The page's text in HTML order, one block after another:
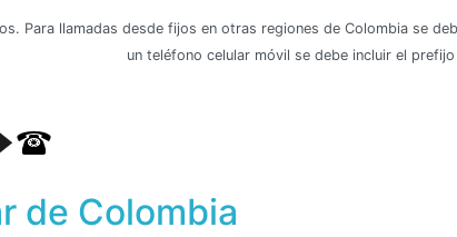
Para llamadas desde fijos en otras regiones de Colombia se
un teléfono celular móvil se debe incluir el
de Colombia